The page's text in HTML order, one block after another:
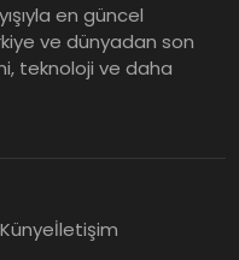
en güncel
ve dünyadan son
teknoloji ve daha
Künyeİletişim